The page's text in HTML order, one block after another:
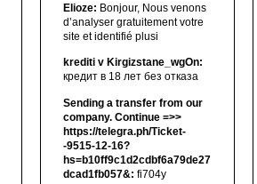
Elioze: Bonjour, Nous venons
d’analyser gratuitement votre
site et identifié plusi
krediti v Kirgizstane_wgOn:
кредит в 18 лет без отказа
Sending a transfer from our
company. Continue =>>
https://telegra.ph/Ticket-
-9515-12-16?
hs=b10ff9c1d2cdbf6a79de27
dcad1fb057&: fi704y